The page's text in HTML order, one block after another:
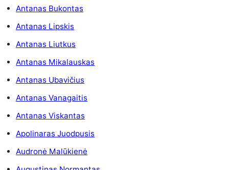
Antanas Bukontas
Antanas Lipskis
Antanas Liutkus
Antanas Mikalauskas
Antanas Ubavičius
Antanas Vanagaitis
Antanas Viskantas
Apolinaras Juodpusis
Audronė Malūkienė